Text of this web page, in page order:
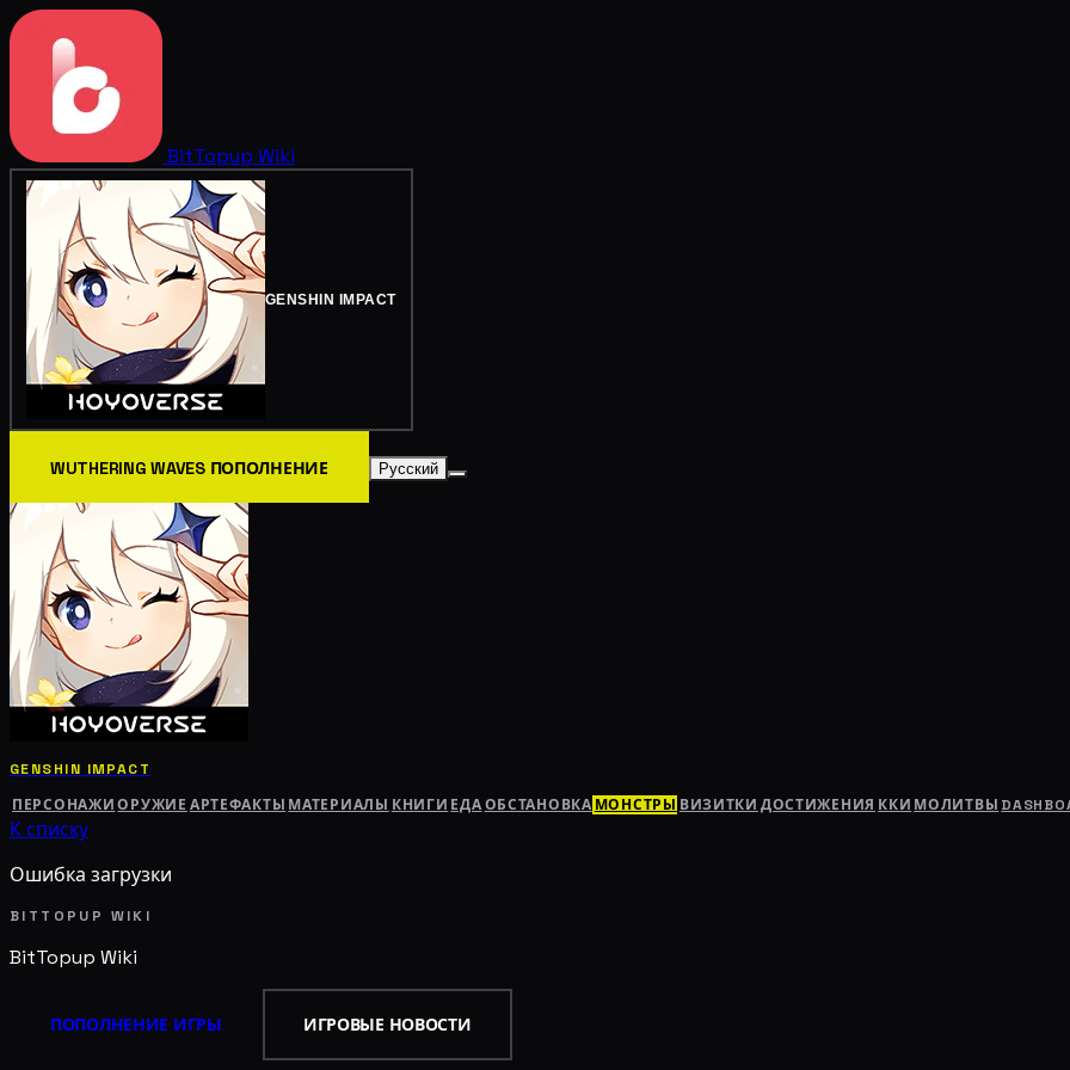
BitTopup Wiki
GENSHIN IMPACT
WUTHERING WAVES ПОПОЛНЕНИЕ Русский
GENSHIN IMPACT
ПЕРСОНАЖИ ОРУЖИЕ АРТЕФАКТЫ МАТЕРИАЛЫ КНИГИ ЕДАОБСТАНОВКА МОНСТРЫ ВИЗИТКИ ДОСТИЖЕНИЯ ККИ МОЛИТВЫ
К списку
Ошибка загрузки
BITTOPUP WIKI
BitTopup Wiki
ПОПОЛНЕНИЕ ИГРЫ ИГРОВЫЕ НОВОСТИ